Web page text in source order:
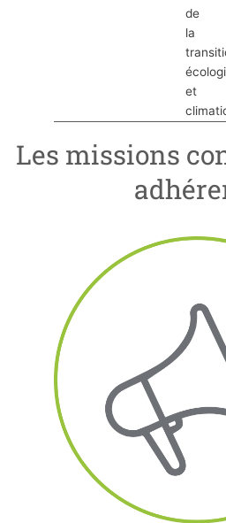
de
la
et
Les missions